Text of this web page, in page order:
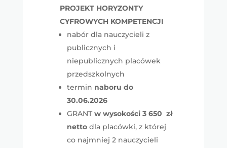
PROJEKT HORYZONTY
CYFROWYCH KOMPETENCJI
nabór dla nauczycieli z
publicznych i
niepublicznych placówek
przedszkolnych
termin naboru do
30.06.2026
GRANTw wysokości 3 650 zł
netto dla placówki, z której
co najmniej 2 nauczycieli